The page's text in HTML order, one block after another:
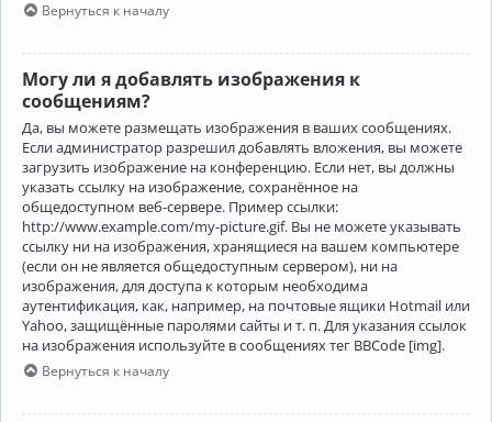
Вернуться к началу
Могу ли я добавлять изображения к
сообщениям?
Да, вы можете размещать изображения в ваших сообщениях.
Если администратор разрешил добавлять вложения, вы можете
загрузить изображение на конференцию. Если нет, вы должны
указать ссылку на изображение, сохранённое на
общедоступном веб-сервере. Пример ссылки:
http://www.example.com/my-picture.gif. Вы не можете указывать
ссылку ни на изображения, хранящиеся на вашем компьютере
(если он не является общедоступным сервером), ни на
изображения, для доступа к которым необходима
аутентификация, как, например, на почтовые ящики Hotmail или
Yahoo, защищённые паролями сайты и т. п. Для указания ссылок
на изображения используйте в сообщениях тег BBCode [img].
Вернуться к началу